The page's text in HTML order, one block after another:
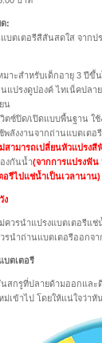
ด:
บตเตอรีสีสันสดใส จากป
มาะสำหรับเด็กอายุ 3 ปีขึ้
แปรงดูปองค์ ไทเน็คปลา
น
ตซ์ปิด/เปิดแบบพื้นฐาน ใช้
พลังงานจากถ่านแบตเตอ
สามารถเปลี่ยนหัวแปรงสี
งกันน้ำ(จากการแปรงฟัน
อรีไปแช่น้ำเป็นเวลานาน)
ง
ควรนำแปรงแบตเตอรีแช่
รนำถ่านแบตเตอรีออกจา
บตเตอรี
สกรูที่ปลายด้ามออกและ
ม่เข้าไป โดยให้แน่ใจว่า